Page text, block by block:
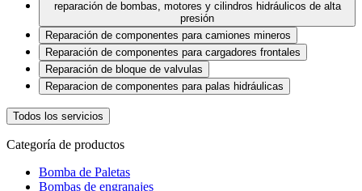
reparación de bombas, motores y cilindros hidráulicos de alta
presión
Reparación de componentes para camiones mineros
Reparación de componentes para cargadores frontales
Reparación de bloque de valvulas
Reparacion de componentes para palas hidráulicas
Todos los servicios
Categoría de productos
Bomba de Paletas
Bombas de engranajes